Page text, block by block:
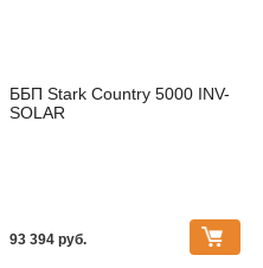
ББП Stark Country 5000 INV-
SOLAR
93 394 pуб.